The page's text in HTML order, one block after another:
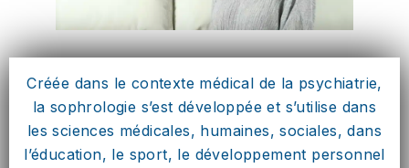
Créée dans le contexte médical de la psychiatrie,
la sophrologie s’est développée et s’utilise dans
les sciences médicales, humaines, sociales, dans
l’éducation, le sport, le développement personnel